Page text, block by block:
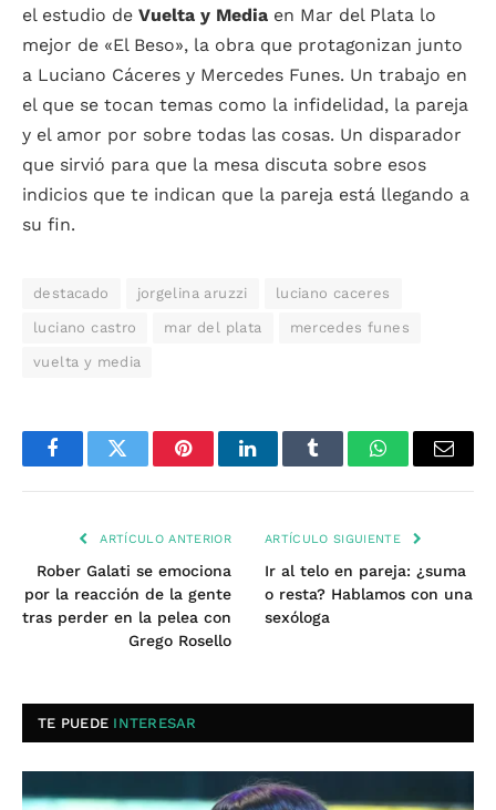
el estudio de Vuelta y Media en Mar del Plata lo
mejor de «El Beso», la obra que protagonizan junto
a Luciano Cáceres y Mercedes Funes. Un trabajo en
el que se tocan temas como la infidelidad, la pareja
y el amor por sobre todas las cosas. Un disparador
que sirvió para que la mesa discuta sobre esos
indicios que te indican que la pareja está llegando a
su fin.
destacado jorgelina aruzzi luciano caceres
luciano castro mar del plata mercedes funes
vuelta y media
FacebookTwitter PinterestLinkedInTumblr WhatsAppEmail
ARTÍCULO ANTERIOR
Rober Galati se emociona
por la reacción de la gente
tras perder en la pelea con
Grego Rosello
ARTÍCULO SIGUIENTE
Ir al telo en pareja: ¿suma
o resta? Hablamos con una
sexóloga
TE PUEDE INTERESAR